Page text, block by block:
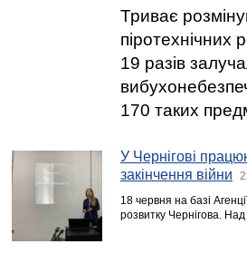
Триває
піротехнічних
19 разів
170 таких
У Чернігові
закінчення війни
18 червня на базі
розвитку Чернігова.